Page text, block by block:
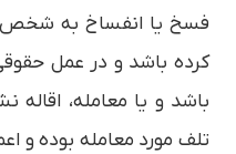
فسخ یا انفساخ به شخص
کرده ­باشد و در عمل
باشد و یا معامله، اقاله
تلف مورد معامله بوده و